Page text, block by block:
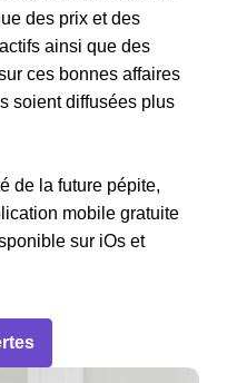
des prix et des
ainsi que des
ces bonnes affaires
soient diffusées plus
de la future pépite,
mobile gratuite
sur iOs et